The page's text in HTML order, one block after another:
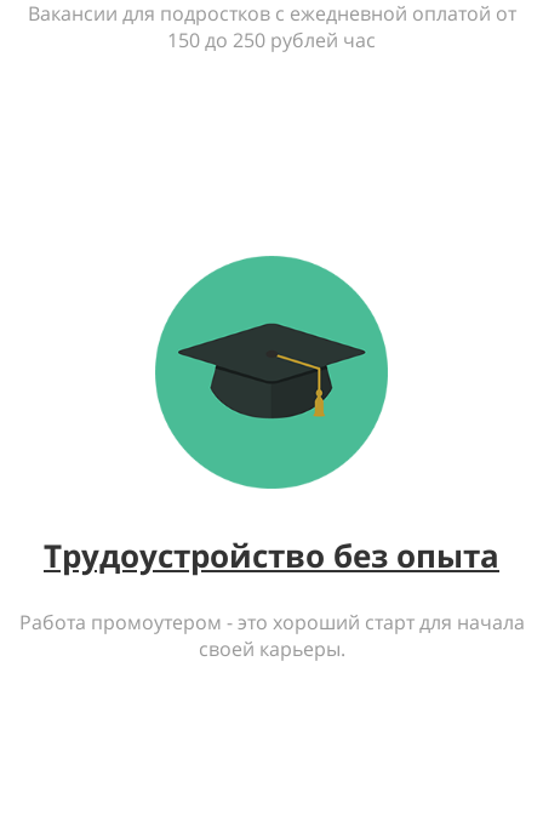
Вакансии для подростков с ежедневной оплатой от
150 до 250 рублей час
Трудоустройство без опыта
Работа промоутером - это хороший старт для начала
своей карьеры.